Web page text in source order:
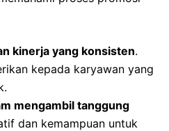
kinerja yang konsisten.
kepada karyawan yang
mengambil tanggung
dan kemampuan untuk